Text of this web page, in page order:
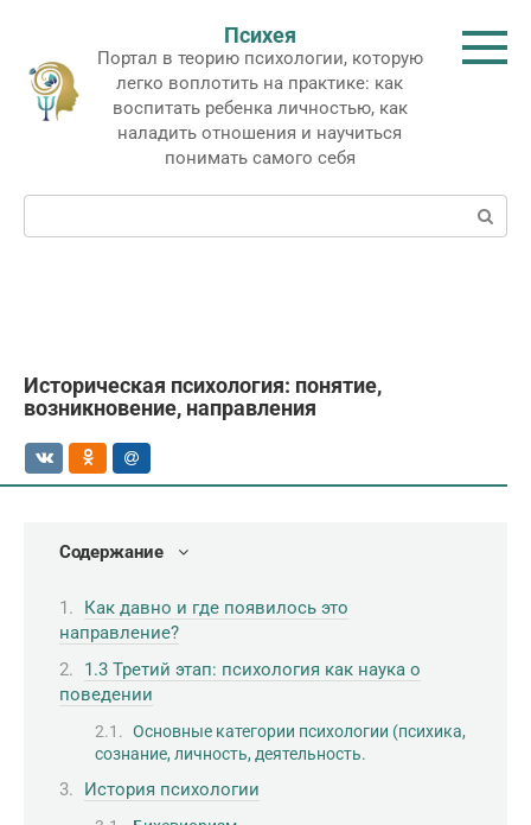
контенту
Психея
Портал в теорию психологии, которую
легко воплотить на практике: как
воспитать ребенка личностью, как
наладить отношения и научиться
понимать самого себя
Поиск:
Историческая психология: понятие,
возникновение, направления
Содержание
Как давно и где появилось это
направление?
1.3 Третий этап: психология как наука о
поведении
Основные категории психологии (психика,
сознание, личность, деятельность.
История психологии